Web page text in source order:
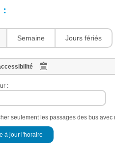
:
Semaine Jours fériés
:
seulement les passages des bus avec
à jour l'horaire